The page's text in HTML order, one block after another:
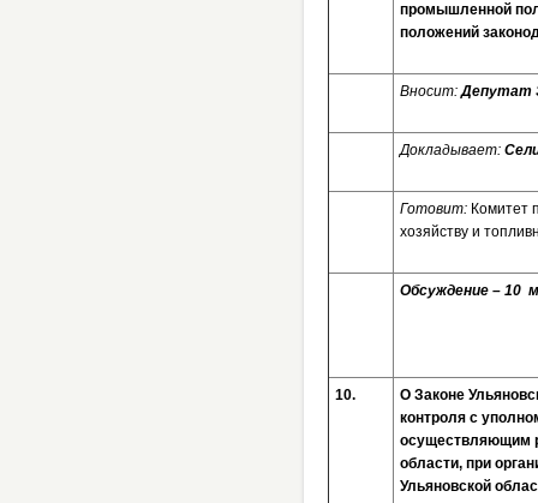
промышленной
положений
Вносит:Депутат
Докладывает:
Готовит: Комитет
хозяйству и
Обсуждение –
10.
О Законе
контроля с
осуществляющим
области, при
Ульяновской